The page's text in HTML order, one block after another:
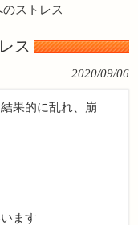
のストレス
ス
2020/09/06
果的に乱れ、崩
ます